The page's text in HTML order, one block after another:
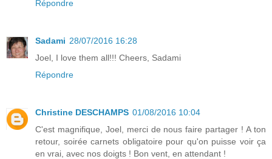
Répondre
Sadami 28/07/2016 16:28
Joel, I love them all!!! Cheers, Sadami
Répondre
Christine DESCHAMPS 01/08/2016 10:04
C'est magnifique, Joel, merci de nous faire partager ! A ton
retour, soirée carnets obligatoire pour qu'on puisse voir ça
en vrai, avec nos doigts ! Bon vent, en attendant !